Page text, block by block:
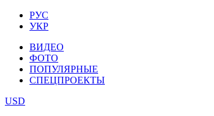
РУС
УКР
ВИДЕО
ФОТО
ПОПУЛЯРНЫЕ
СПЕЦПРОЕКТЫ
USD